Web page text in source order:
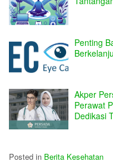
Penting
Akper
Perawat
Dedikasi
Posted in Berita Kesehatan